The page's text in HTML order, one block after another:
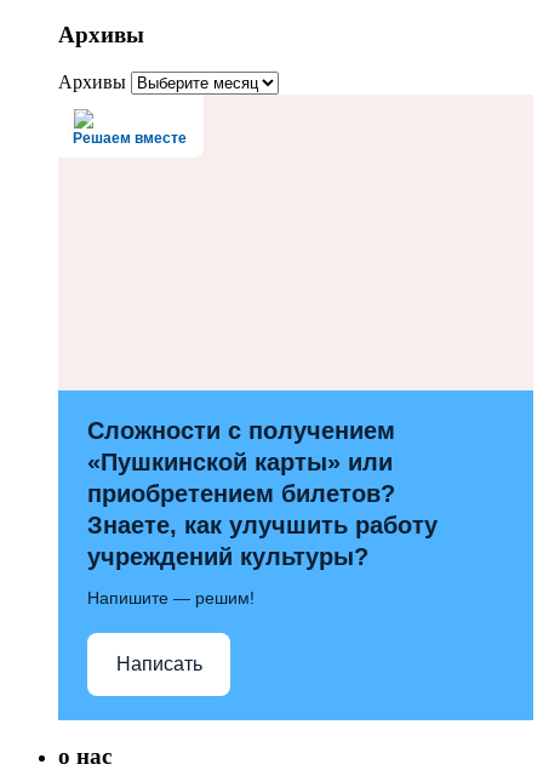
Архивы
Архивы
Решаем вместе
Сложности с получением
«Пушкинской карты» или
приобретением билетов?
Знаете, как улучшить работу
учреждений культуры?
Напишите — решим!
Написать
о нас